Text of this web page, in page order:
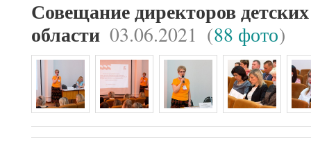
Совещание директоров
области 03.06.2021 (88 фото)